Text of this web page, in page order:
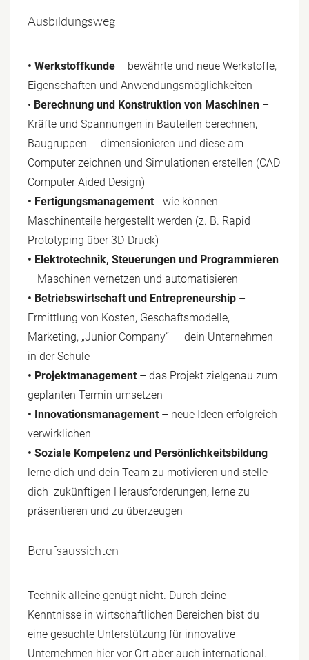
Ausbildungsweg
• Werkstoffkunde – bewährte und neue Werkstoffe,
Eigenschaften und Anwendungsmöglichkeiten
• Berechnung und Konstruktion von Maschinen –
Kräfte und Spannungen in Bauteilen berechnen,
Baugruppen dimensionieren und diese am
Computer zeichnen und Simulationen erstellen (CAD
Computer Aided Design)
• Fertigungsmanagement - wie können
Maschinenteile hergestellt werden (z. B. Rapid
Prototyping über 3D-Druck)
• Elektrotechnik, Steuerungen und Programmieren
– Maschinen vernetzen und automatisieren
• Betriebswirtschaft und Entrepreneurship –
Ermittlung von Kosten, Geschäftsmodelle,
Marketing, „Junior Company“ – dein Unternehmen
in der Schule
• Projektmanagement – das Projekt zielgenau zum
geplanten Termin umsetzen
• Innovationsmanagement – neue Ideen erfolgreich
verwirklichen
• Soziale Kompetenz und Persönlichkeitsbildung –
lerne dich und dein Team zu motivieren und stelle
dich zukünftigen Herausforderungen, lerne zu
präsentieren und zu überzeugen
Berufsaussichten
Technik alleine genügt nicht. Durch deine
Kenntnisse in wirtschaftlichen Bereichen bist du
eine gesuchte Unterstützung für innovative
Unternehmen hier vor Ort aber auch international.